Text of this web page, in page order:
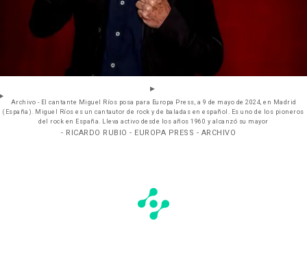
Archivo - El cantante Miguel Ríos posa para Europa Press, a 9 de mayo de 2024, en Madrid
(España). Miguel Ríos es un cantautor de rock y de baladas en español. Es uno de los pioneros
del rock en España. Lleva activo desde los años 1960 y alcanzó su mayor
- RICARDO RUBIO - EUROPA PRESS - ARCHIVO